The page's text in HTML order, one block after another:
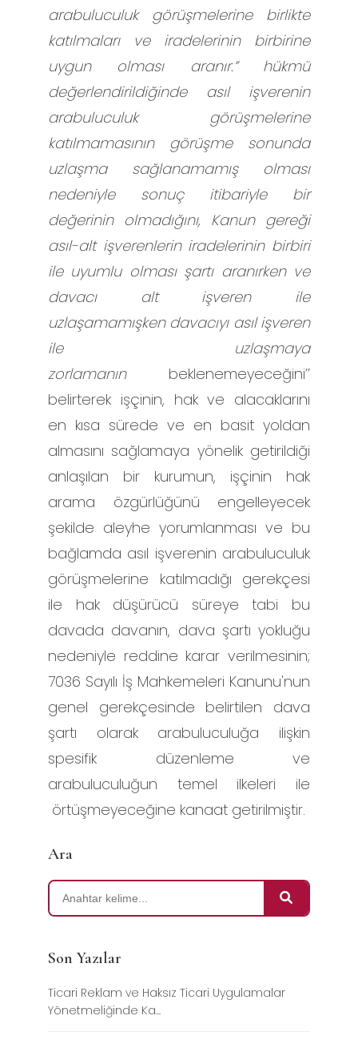
arabuluculuk görüşmelerine birlikte
katılmaları ve iradelerinin birbirine
uygun olması aranır.” hükmü
değerlendirildiğinde asıl işverenin
arabuluculuk görüşmelerine
katılmamasının görüşme sonunda
uzlaşma sağlanamamış olması
nedeniyle sonuç itibariyle bir
değerinin olmadığını, Kanun gereği
asıl-alt işverenlerin iradelerinin birbiri
ile uyumlu olması şartı aranırken ve
davacı alt işveren ile
uzlaşamamışken davacıyı asıl işveren
ile uzlaşmaya
zorlamanın beklenemeyeceğini’’
belirterek işçinin, hak ve alacaklarını
en kısa sürede ve en basit yoldan
almasını sağlamaya yönelik getirildiği
anlaşılan bir kurumun, işçinin hak
arama özgürlüğünü engelleyecek
şekilde aleyhe yorumlanması ve bu
bağlamda asıl işverenin arabuluculuk
görüşmelerine katılmadığı gerekçesi
ile hak düşürücü süreye tabi bu
davada davanın, dava şartı yokluğu
nedeniyle reddine karar verilmesinin;
7036 Sayılı İş Mahkemeleri Kanunu'nun
genel gerekçesinde belirtilen dava
şartı olarak arabuluculuğa ilişkin
spesifik düzenleme ve
arabuluculuğun temel ilkeleri ile
örtüşmeyeceğine kanaat getirilmiştir.
Ara
Son Yazılar
Ticari Reklam ve Haksız Ticari Uygulamalar
Yönetmeliğinde Ka...